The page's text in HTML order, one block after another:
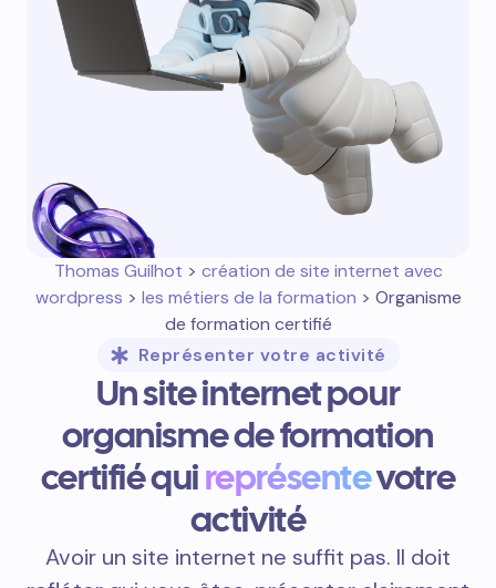
Thomas Guilhot > création de site internet avec
wordpress > les métiers de la formation > Organisme
de formation certifié
Représenter votre activité
Un site internet pour
organisme de formation
certifié quireprésentevotre
activité
Avoir un site internet ne suffit pas. Il doit